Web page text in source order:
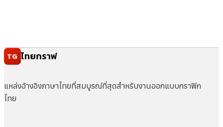
TG ไทยกราฟ
แหล่งอ้างอิงภาษาไทยที่สมบูรณ์ที่สุดสำหรับงานออกแบบกราฟิก
ไทย